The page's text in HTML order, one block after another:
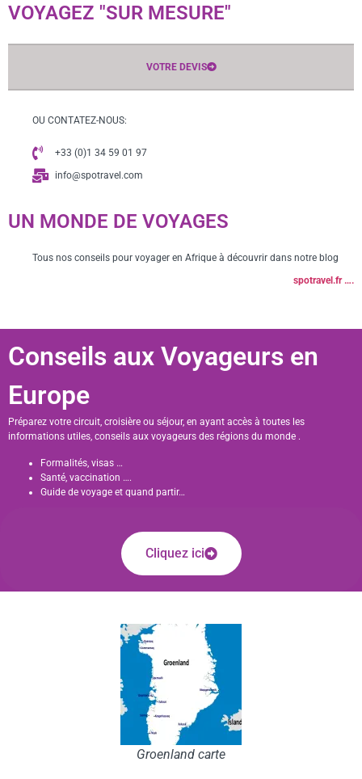
VOYAGEZ "SUR MESURE"
VOTRE DEVIS
OU CONTATEZ-NOUS:
+33 (0)1 34 59 01 97
info@spotravel.com
UN MONDE DE VOYAGES
Tous nos conseils pour voyager en Afrique à découvrir dans notre blog
spotravel.fr ….
Conseils aux Voyageurs en
Europe
Préparez votre circuit, croisière ou séjour, en ayant accès à toutes les
informations utiles, conseils aux voyageurs des régions du monde .
Formalités, visas …
Santé, vaccination ….
Guide de voyage et quand partir…
Cliquez ici
Groenland carte